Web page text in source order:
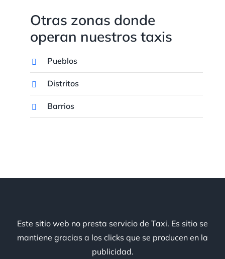
Otras zonas donde
operan nuestros taxis
Pueblos
Distritos
Barrios
Este sitio web no presta servicio de Taxi. Es sitio se
mantiene gracias a los clicks que se producen en la
publicidad.